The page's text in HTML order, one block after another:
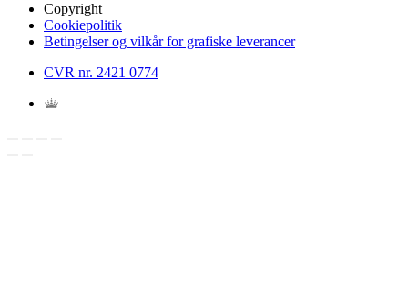
Copyright
Cookiepolitik
Betingelser og vilkår for grafiske leverancer
CVR nr. 2421 0774